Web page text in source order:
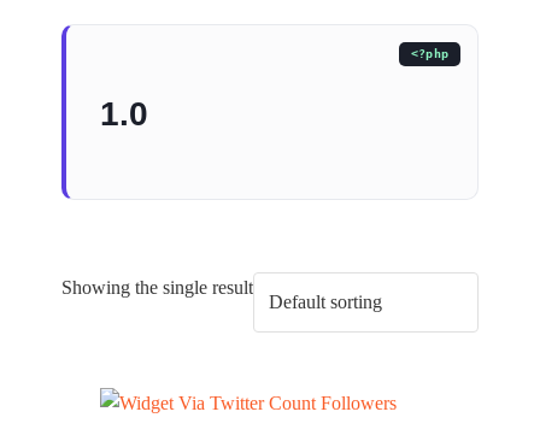
1.0
Showing the single result